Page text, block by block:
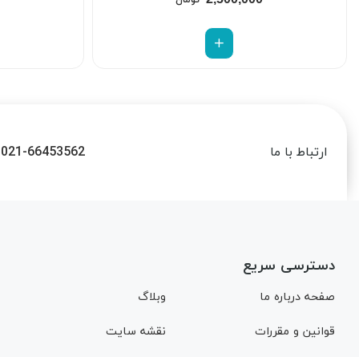
ارتباط با ما 021-66453562
دسترسی سریع
صفحه درباره ما وبلاگ
قوانین و مقررات نقشه سایت